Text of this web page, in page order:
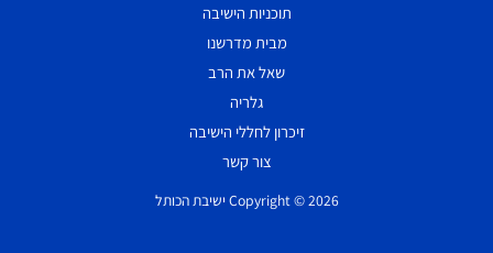
תוכניות הישיבה
מבית מדרשנו
שאל את הרב
גלריה
זיכרון לחללי הישיבה
צור קשר
Copyright © 2026 ישיבת הכותל